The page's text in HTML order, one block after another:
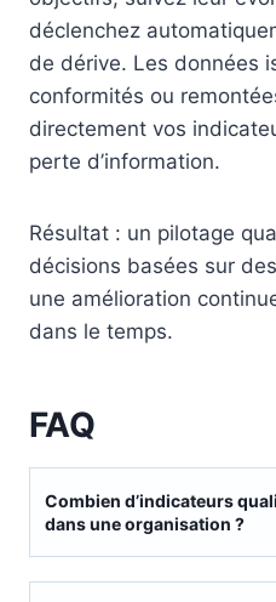
déclenchez
de dérive. Les données
conformités ou
directement vos
perte d’information.
Résultat : un pilotage
décisions basées sur
une amélioration
dans le temps.
FAQ
Combien d’indicateurs
dans une organisation ?